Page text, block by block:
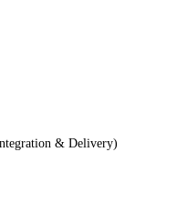
& Delivery)